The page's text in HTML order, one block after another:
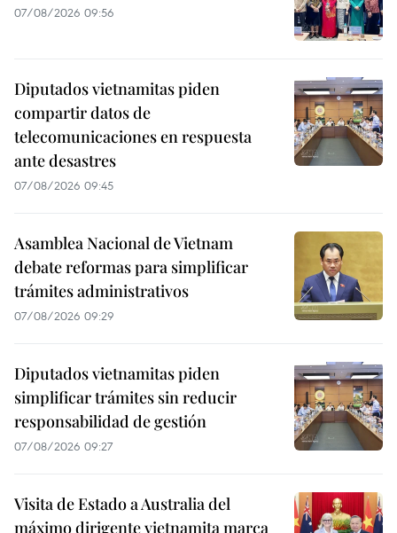
07/08/2026 09:56
Diputados vietnamitas piden
compartir datos de
telecomunicaciones en respuesta
ante desastres
07/08/2026 09:45
Asamblea Nacional de Vietnam
debate reformas para simplificar
trámites administrativos
07/08/2026 09:29
Diputados vietnamitas piden
simplificar trámites sin reducir
responsabilidad de gestión
07/08/2026 09:27
Visita de Estado a Australia del
máximo dirigente vietnamita marca